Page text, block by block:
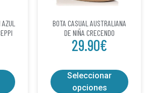
BOTA CASUAL AUSTRALIANA
DE NIÑA CRECENDO
29.90€
Seleccionar
opciones